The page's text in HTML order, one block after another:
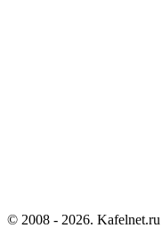
© 2008 - 2026.